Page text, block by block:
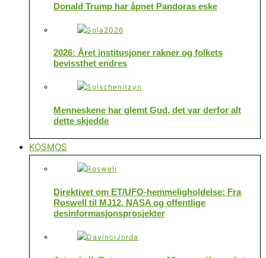
Donald Trump har åpnet Pandoras eske
2026: Året institusjoner rakner og folkets
bevissthet endres
Menneskene har glemt Gud, det var derfor alt
dette skjedde
KOSMOS
Direktivet om ET/UFO-hemmeligholdelse: Fra
Roswell til MJ12, NASA og offentlige
desinformasjonsprosjekter